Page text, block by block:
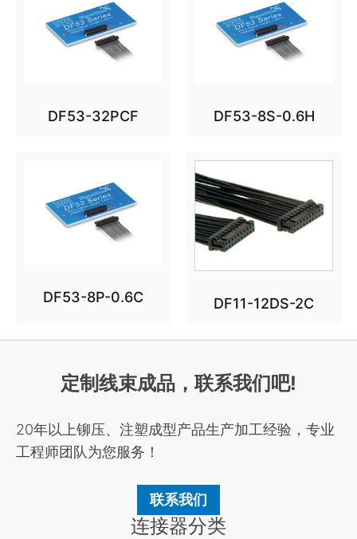
DF53-32PCF DF53-8S-0.6H
DF53-8P-0.6C DF11-12DS-2C
定制线束成品，联系我们吧!
20年以上铆压、注塑成型产品生产加工经验，专业
工程师团队为您服务！
联系我们
连接器分类